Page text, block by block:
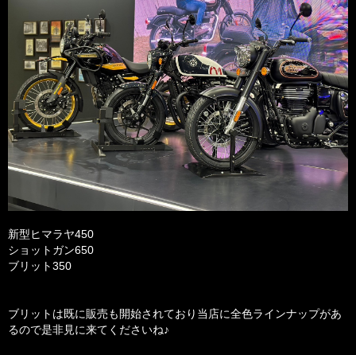
新型ヒマラヤ450
ショットガン650
ブリット350
ブリットは既に販売も開始されており当店に全色ラインナップがあ
るので是非見に来てくださいね♪